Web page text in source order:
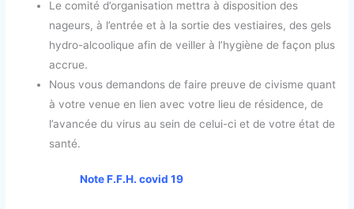
Le comité d’organisation mettra à disposition des
nageurs, à l’entrée et à la sortie des vestiaires, des gels
hydro-alcoolique afin de veiller à l’hygiène de façon plus
accrue.
Nous vous demandons de faire preuve de civisme quant
à votre venue en lien avec votre lieu de résidence, de
l’avancée du virus au sein de celui-ci et de votre état de
santé.
Note F.F.H. covid 19